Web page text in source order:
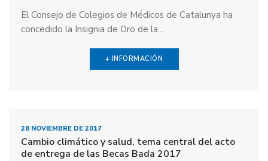
El Consejo de Colegios de Médicos de Catalunya ha
concedido la Insignia de Oro de la...
+ INFORMACIÓN
28 NOVIEMBRE DE 2017
Cambio climático y salud, tema central del acto
de entrega de las Becas Bada 2017